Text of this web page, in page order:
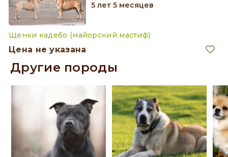
5 лет 5 месяцев
Щенки кадебо (майорский мастиф)
Цена не указана
Другие породы